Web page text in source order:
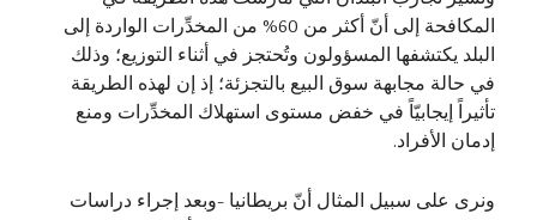
المكافحة إلى أنّ أكثر من 60% من المخدِّرات الواردة إلى
البلد يكتشفها المسؤولون وتُحتجز في أثناء التوزيع؛ وذلك
في حالة مجابهة سوق البيع بالتجزئة؛ إذ إن لهذه الطريقة
تأثيراً إيجابيّاً في خفض مستوى استهلاك المخدِّرات ومنع
إدمان الأفراد.
ونرى على سبيل المثال أنّ بريطانيا -وبعد إجراء دراسات